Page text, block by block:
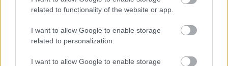
related to functionality of the website or app.
I want to allow Google to enable storage
related to personalization.
I want to allow Google to enable storage
ελέγχους και έρευνες, με την ανάλυση κινδύνου
και επιλογή των υποθέσεων για έλεγχο. Επίσης,
αξιοποιείται η τεχνητή νοημοσύνη στην ανάλυση
δεδομένων (big data) και στις ψηφιακές
διασταυρώσεις.